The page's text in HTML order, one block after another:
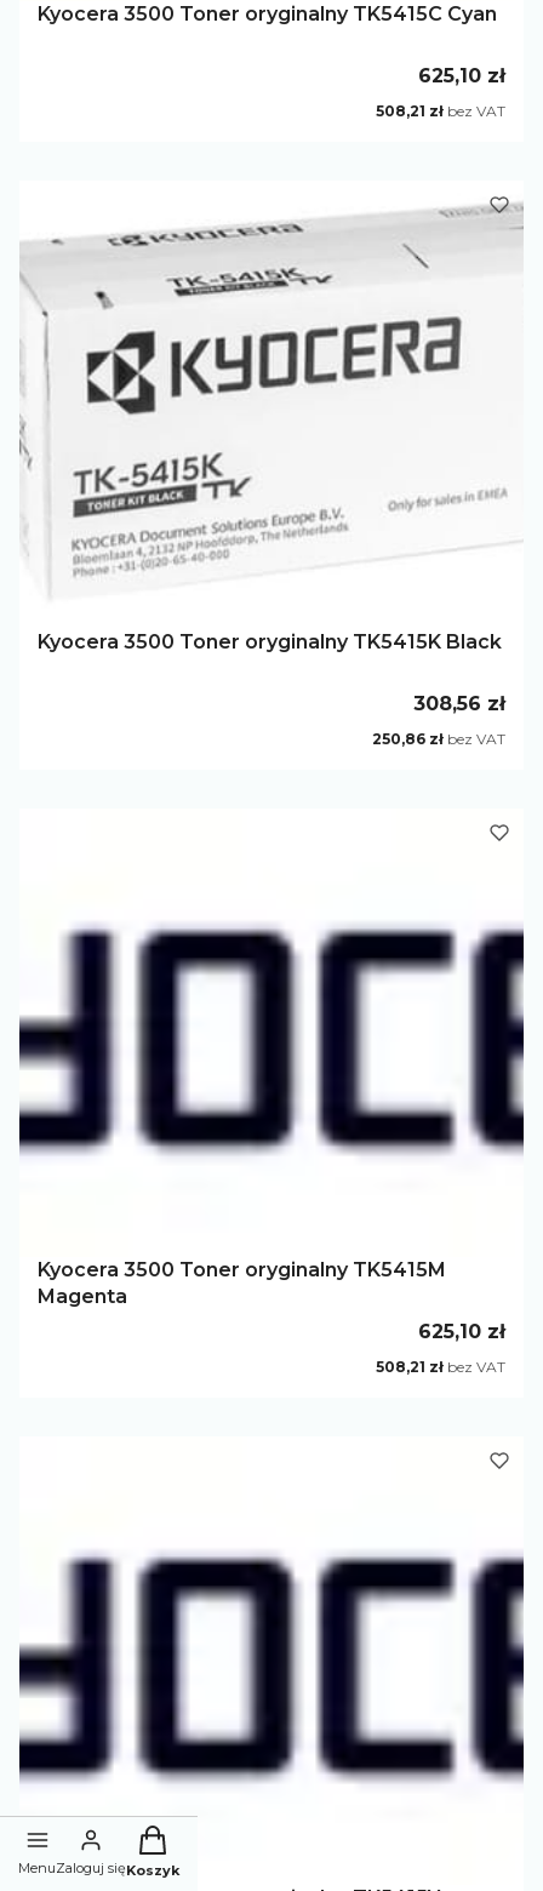
Kyocera 3500 Toner oryginalny TK5415C Cyan
Cena
625,10 zł
Cena
508,21 zł bez VAT
Kyocera 3500 Toner oryginalny TK5415K Black
Cena
308,56 zł
Cena
250,86 zł bez VAT
Kyocera 3500 Toner oryginalny TK5415M
Magenta
Cena
625,10 zł
Cena
508,21 zł bez VAT
MenuZaloguj się
Produkty w koszyku: 0. Zobacz szczegóły
Koszyk